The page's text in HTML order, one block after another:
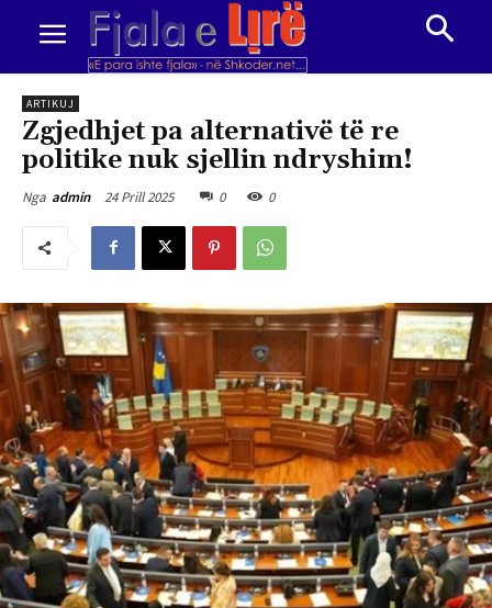
ARTIKUJ
Zgjedhjet pa alternativë të re
politike nuk sjellin ndryshim!
Nga admin 24 Prill 2025 0 0